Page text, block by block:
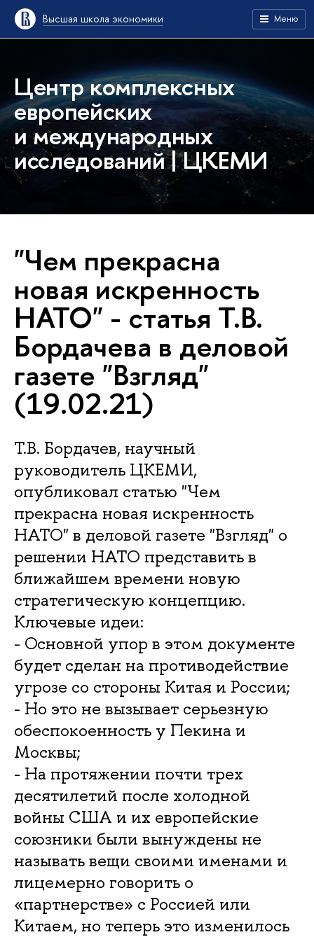
Высшая школа экономики Меню
Центр комплексных
европейских
и международных
исследований | ЦКЕМИ
"Чем прекрасна
новая искренность
НАТО" - статья Т.В.
Бордачева в деловой
газете "Взгляд"
(19.02.21)
Т.В. Бордачев, научный
руководитель ЦКЕМИ,
опубликовал статью "Чем
прекрасна новая искренность
НАТО" в деловой газете "Взгляд" о
решении НАТО представить в
ближайшем времени новую
стратегическую концепцию.
Ключевые идеи:
- Основной упор в этом документе
будет сделан на противодействие
угрозе со стороны Китая и России;
- Но это не вызывает серьезную
обеспокоенность у Пекина и
Москвы;
- На протяжении почти трех
десятилетий после холодной
войны США и их европейские
союзники были вынуждены не
называть вещи своими именами и
лицемерно говорить о
«партнерстве» с Россией или
Китаем, но теперь это изменилось